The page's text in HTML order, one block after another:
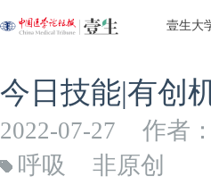
壹生大
今日技能|有创
2022-07-27 作者
呼吸
非原创